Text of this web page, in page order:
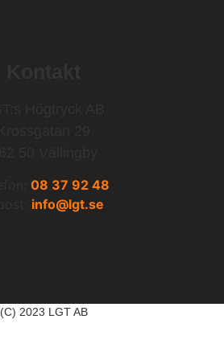
08 37 92 48
info@lgt.se
(C) 2023 LGT AB